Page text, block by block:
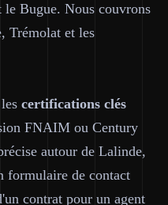
le Bugue. Nous couvrons
Trémolat et les
certifications clés
FNAIM ou Century
autour de Lalinde,
formulaire de contact
contrat pour un agent